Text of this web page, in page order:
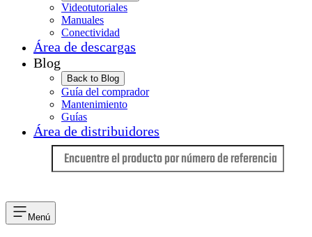
Videotutoriales
Manuales
Conectividad
Área de descargas
Blog
Back to Blog
Guía del comprador
Mantenimiento
Guías
Área de distribuidores
Menú